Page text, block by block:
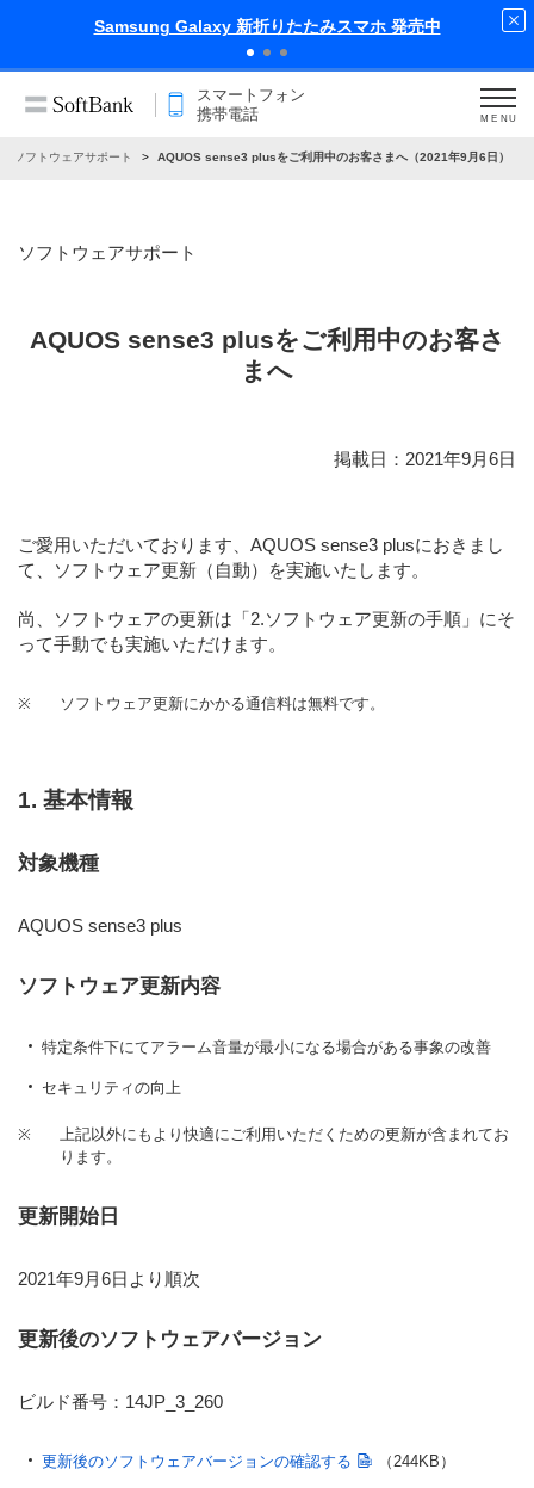
iPhone 17 Pro 発売中
スマートフォン
携帯電話
MENU
ソフトウェアサポート AQUOS sense3 plusをご利用中のお客さまへ（2021年9月6日）
ソフトウェアサポート
AQUOS sense3 plusをご利用中のお客さ
まへ
掲載日：2021年9月6日
ご愛用いただいております、AQUOS sense3 plusにおきまし
て、ソフトウェア更新（自動）を実施いたします。
尚、ソフトウェアの更新は「2.ソフトウェア更新の手順」にそ
って手動でも実施いただけます。
※ ソフトウェア更新にかかる通信料は無料です。
1. 基本情報
対象機種
AQUOS sense3 plus
ソフトウェア更新内容
特定条件下にてアラーム音量が最小になる場合がある事象の改善
セキュリティの向上
※
上記以外にもより快適にご利用いただくための更新が含まれてお
ります。
更新開始日
2021年9月6日より順次
更新後のソフトウェアバージョン
ビルド番号：14JP_3_260
更新後のソフトウェアバージョンの確認する （244KB）